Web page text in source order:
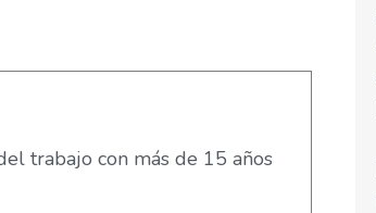
trabajo con más de 15 años